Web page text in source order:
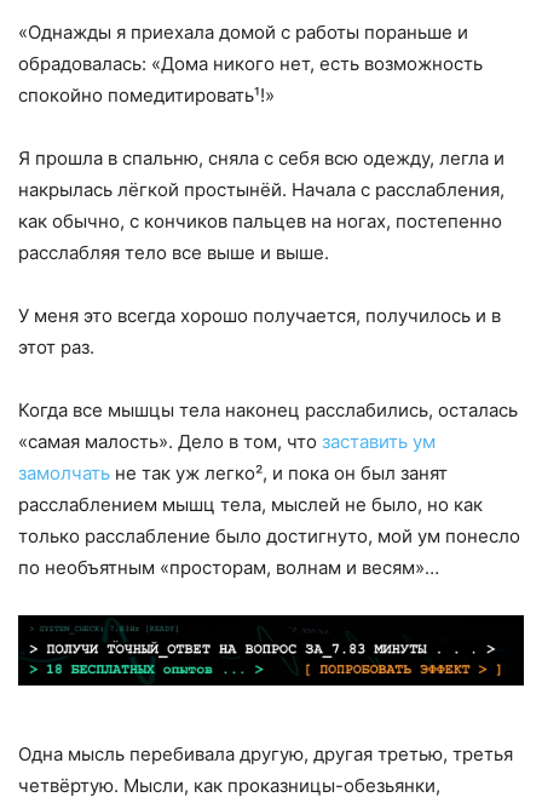
«Однажды я приехала домой с работы пораньше и
обрадовалась: «Дома никого нет, есть возможность
спокойно помедитировать¹!»
Я прошла в спальню, сняла с себя всю одежду, легла и
накрылась лёгкой простынёй. Начала с расслабления,
как обычно, с кончиков пальцев на ногах, постепенно
расслабляя тело все выше и выше.
У меня это всегда хорошо получается, получилось и в
этот раз.
Когда все мышцы тела наконец расслабились, осталась
«самая малость». Дело в том, что заставить ум
замолчать не так уж легко², и пока он был занят
расслаблением мышц тела, мыслей не было, но как
только расслабление было достигнуто, мой ум понесло
по необъятным «просторам, волнам и весям»…
Одна мысль перебивала другую, другая третью, третья
четвёртую. Мысли, как проказницы-обезьянки,